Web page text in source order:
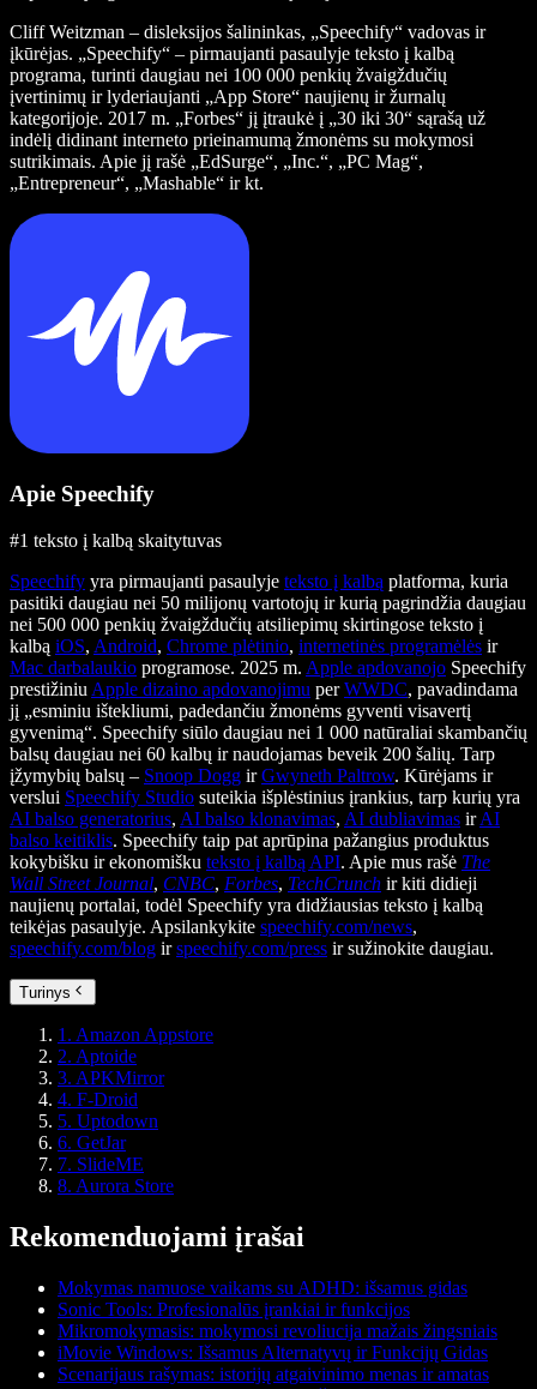
Cliff Weitzman – disleksijos šalininkas, „Speechify“ vadovas ir
įkūrėjas. „Speechify“ – pirmaujanti pasaulyje teksto į kalbą
programa, turinti daugiau nei 100 000 penkių žvaigždučių
įvertinimų ir lyderiaujanti „App Store“ naujienų ir žurnalų
kategorijoje. 2017 m. „Forbes“ jį įtraukė į „30 iki 30“ sąrašą už
indėlį didinant interneto prieinamumą žmonėms su mokymosi
sutrikimais. Apie jį rašė „EdSurge“, „Inc.“, „PC Mag“,
„Entrepreneur“, „Mashable“ ir kt.
Apie Speechify
#1 teksto į kalbą skaitytuvas
Speechify yra pirmaujanti pasaulyje teksto į kalbą platforma, kuria
pasitiki daugiau nei 50 milijonų vartotojų ir kurią pagrindžia daugiau
nei 500 000 penkių žvaigždučių atsiliepimų skirtingose teksto į
kalbą iOS, Android, Chrome plėtinio, internetinės programėlės ir
Mac darbalaukio programose. 2025 m. Apple apdovanojo Speechify
prestižiniu Apple dizaino apdovanojimu perWWDC, pavadindama
jį „esminiu ištekliumi, padedančiu žmonėms gyventi visavertį
gyvenimą“. Speechify siūlo daugiau nei 1 000 natūraliai skambančių
balsų daugiau nei 60 kalbų ir naudojamas beveik 200 šalių. Tarp
įžymybių balsų – Snoop Dogg irGwyneth Paltrow. Kūrėjams ir
verslui Speechify Studio suteikia išplėstinius įrankius, tarp kurių yra
AI balso generatorius, AI balso klonavimas, AI dubliavimas irAI
balso keitiklis. Speechify taip pat aprūpina pažangius produktus
kokybišku ir ekonomišku teksto į kalbą API. Apie mus rašė The
Wall Street Journal, CNBC, Forbes, TechCrunch ir kiti didieji
naujienų portalai, todėl Speechify yra didžiausias teksto į kalbą
teikėjas pasaulyje. Apsilankykite speechify.com/news,
speechify.com/blog irspeechify.com/press ir sužinokite daugiau.
Turinys
1. Amazon Appstore
2. Aptoide
3. APKMirror
4. F-Droid
5. Uptodown
6. GetJar
7. SlideME
8. Aurora Store
Rekomenduojami įrašai
Mokymas namuose vaikams su ADHD: išsamus gidas
Sonic Tools: Profesionalūs įrankiai ir funkcijos
Mikromokymasis: mokymosi revoliucija mažais žingsniais
iMovie Windows: Išsamus Alternatyvų ir Funkcijų Gidas
Scenarijaus rašymas: istorijų atgaivinimo menas ir amatas